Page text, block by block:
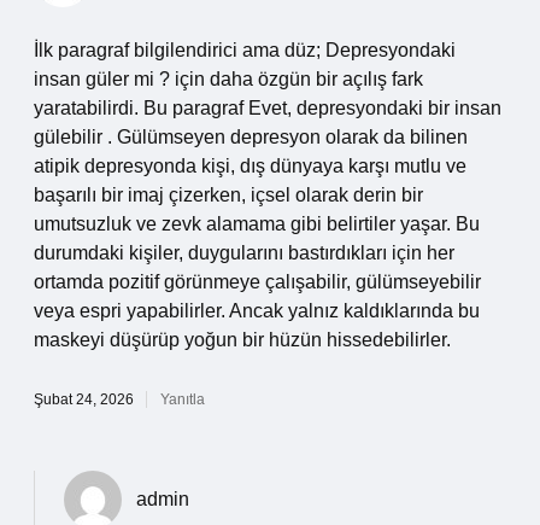
İlk paragraf bilgilendirici ama düz; Depresyondaki
insan güler mi ? için daha özgün bir açılış fark
yaratabilirdi. Bu paragraf Evet, depresyondaki bir insan
gülebilir . Gülümseyen depresyon olarak da bilinen
atipik depresyonda kişi, dış dünyaya karşı mutlu ve
başarılı bir imaj çizerken, içsel olarak derin bir
umutsuzluk ve zevk alamama gibi belirtiler yaşar. Bu
durumdaki kişiler, duygularını bastırdıkları için her
ortamda pozitif görünmeye çalışabilir, gülümseyebilir
veya espri yapabilirler. Ancak yalnız kaldıklarında bu
maskeyi düşürüp yoğun bir hüzün hissedebilirler.
Şubat 24, 2026 Yanıtla
admin